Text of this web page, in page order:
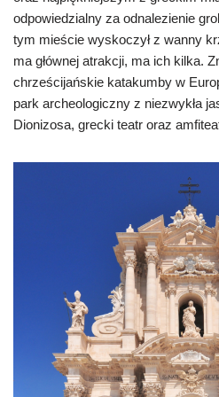
odpowiedzialny za odnalezienie
tym mieście wyskoczył z wanny
ma głównej atrakcji, ma ich kilka.
chrześcijańskie katakumby w
park archeologiczny z niezwykła
Dionizosa, grecki teatr oraz